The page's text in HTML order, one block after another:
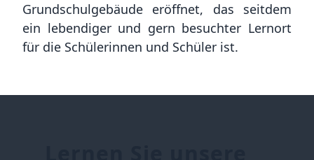
Grundschulgebäude eröffnet, das seitdem
ein lebendiger und gern besuchter Lernort
für die Schülerinnen und Schüler ist.